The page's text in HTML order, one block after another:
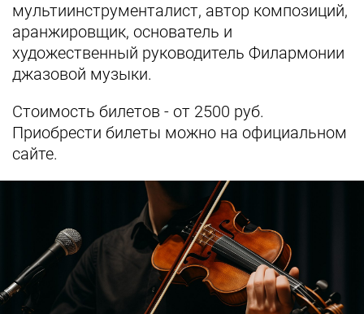
мультиинструменталист, автор композиций,
аранжировщик, основатель и
художественный руководитель Филармонии
джазовой музыки.
Стоимость билетов - от 2500 руб.
Приобрести билеты можно на официальном
сайте.